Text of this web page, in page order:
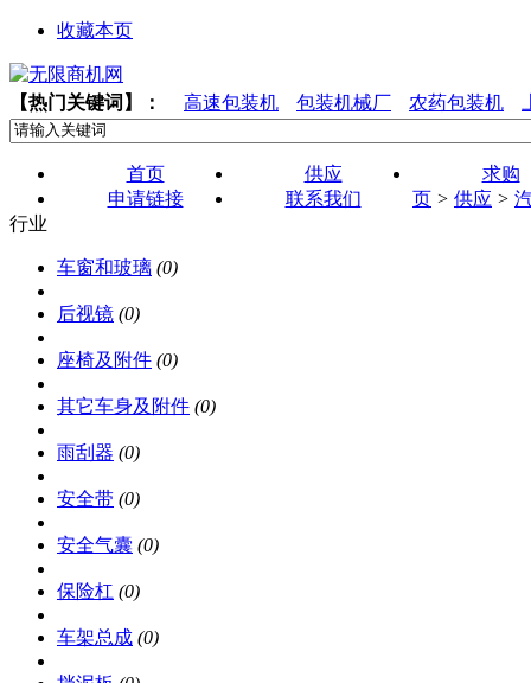
收藏本页
【热门关键词】： 高速包装机 包装机械厂 农药包装机
首页 供应
求购
申请链接
联系我们 页 > 供应 >
行业
车窗和玻璃 (0)
后视镜 (0)
座椅及附件 (0)
其它车身及附件 (0)
雨刮器 (0)
安全带 (0)
安全气囊 (0)
保险杠 (0)
车架总成 (0)